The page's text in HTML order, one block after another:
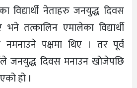
विद्यार्थी नेताहरु जनयुद्ध दिवस
तत्कालिन एमालेका विद्यार्थी
पक्षमा थिए । तर पूर्व
जनयुद्ध दिवस मनाउन खोजेपछि
हो ।